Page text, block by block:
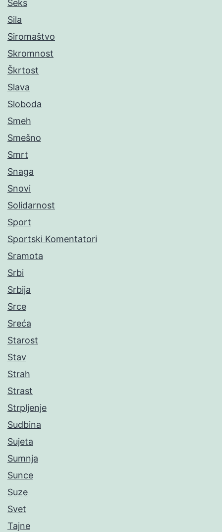
Seks
Sila
Siromaštvo
Skromnost
Škrtost
Slava
Sloboda
Smeh
Smešno
Smrt
Snaga
Snovi
Solidarnost
Sport
Sportski Komentatori
Sramota
Srbi
Srbija
Srce
Sreća
Starost
Stav
Strah
Strast
Strpljenje
Sudbina
Sujeta
Sumnja
Sunce
Suze
Svet
Tajne